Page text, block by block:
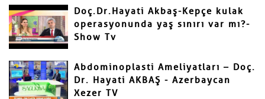
Doç.Dr.Hayati Akbaş-Kepçe kulak
operasyonunda yaş sınırı var mı?-
Show Tv
Abdominoplasti Ameliyatları – Doç.
Dr. Hayati AKBAŞ - Azerbaycan
Xezer TV